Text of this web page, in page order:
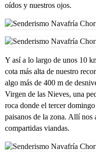
oídos y nuestros ojos.
Y así a lo largo de unos 10
cota más alta de nuestro
algo más de 400 m de
Virgen de las Nieves, una
roca donde el tercer
paisanos de la zona. Allí nos
compartidas viandas.